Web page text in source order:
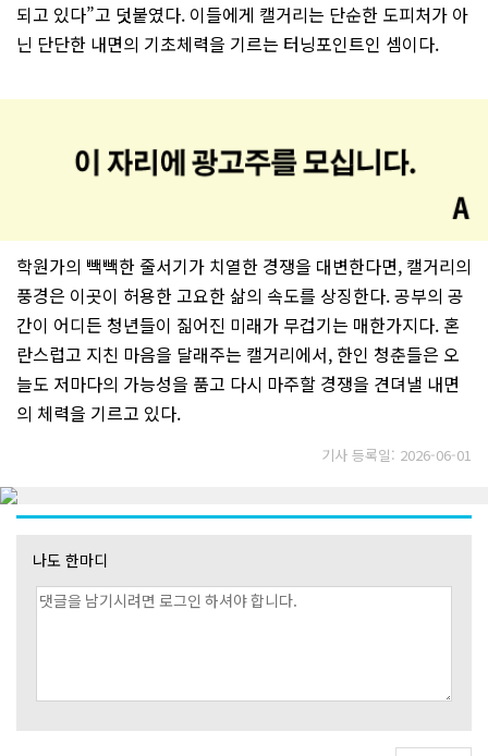
되고 있다”고 덧붙였다. 이들에게 캘거리는 단순한 도피처가 아
닌 단단한 내면의 기초체력을 기르는 터닝포인트인 셈이다.
학원가의 빽빽한 줄서기가 치열한 경쟁을 대변한다면, 캘거리의
풍경은 이곳이 허용한 고요한 삶의 속도를 상징한다. 공부의 공
간이 어디든 청년들이 짊어진 미래가 무겁기는 매한가지다. 혼
란스럽고 지친 마음을 달래주는 캘거리에서, 한인 청춘들은 오
늘도 저마다의 가능성을 품고 다시 마주할 경쟁을 견뎌낼 내면
의 체력을 기르고 있다.
기사 등록일: 2026-06-01
나도 한마디